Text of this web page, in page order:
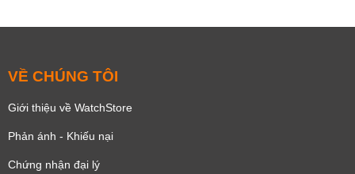
VỀ CHÚNG TÔI
Giới thiệu về WatchStore
Phản ánh - Khiếu nại
Chứng nhận đại lý